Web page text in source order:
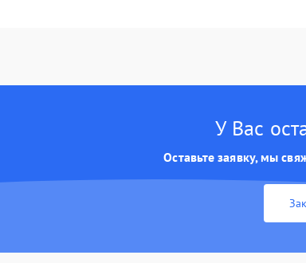
У Вас
Оставьте заявку, мы